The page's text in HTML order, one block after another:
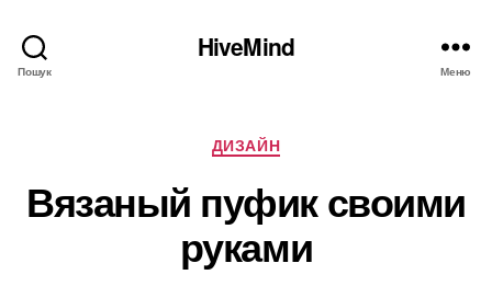
Пошук
HiveMind
Меню
Категорії
ДИЗАЙН
Вязаный пуфик своими
руками